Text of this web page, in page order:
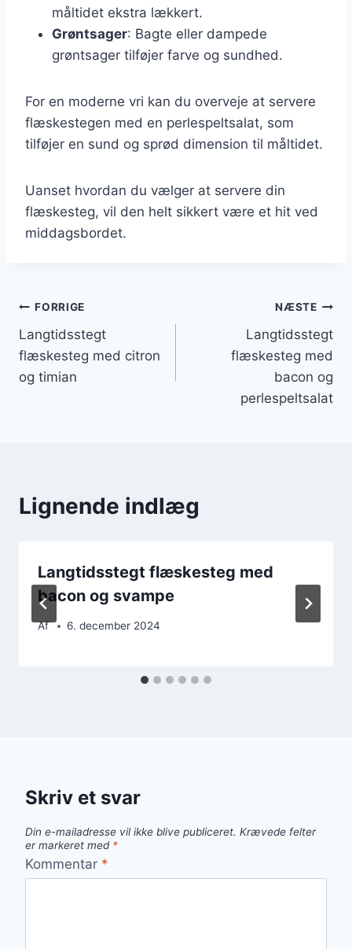
måltidet ekstra lækkert.
Grøntsager: Bagte eller dampede
grøntsager tilføjer farve og sundhed.
For en moderne vri kan du overveje at servere
flæskestegen med en perlespeltsalat, som
tilføjer en sund og sprød dimension til måltidet.
Uanset hvordan du vælger at servere din
flæskesteg, vil den helt sikkert være et hit ved
middagsbordet.
Indlægsnavigation
FORRIGE
Langtidsstegt
flæskesteg med citron
og timian
NÆSTE
Langtidsstegt
flæskesteg med
bacon og
perlespeltsalat
Lignende indlæg
Langtidsstegt flæskesteg med
bacon og svampe
Af 6. december 2024
Skriv et svar
Din e-mailadresse vil ikke blive publiceret. Krævede felter
er markeret med *
Kommentar *